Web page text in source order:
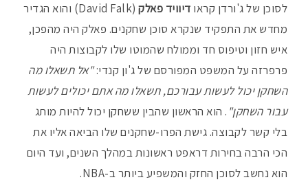
לסוכן של ג'ורדן קראו דיוויד פאלק
(David Falk) והוא הגדיר
מחדש את התפקיד שנקרא סוכן שחקנים. פאלק היה מהפכן,
איש חזון וטיפוס חד וממולח שהמוטו שלו לקבוצות היה
פרפרזה על המשפט המפורסם של ג'ון קנדי:"אל תשאלו מה
השחקן יכול לעשות עבורכם, תשאלו מה אתם יכולים לעשות
עבור השחקן" . הוא הראשון שהבין ששחקן יכול להיות מותג
בלי קשר לקבוצה. גישת הפרו-שחקנים שלו הביאה אליו את
הכי הרבה בחירות דראפט ראשונות במהלך השנים, ועד היום
הוא נחשב לסוכן החזק והמשפיע ביותר ב-NBA.